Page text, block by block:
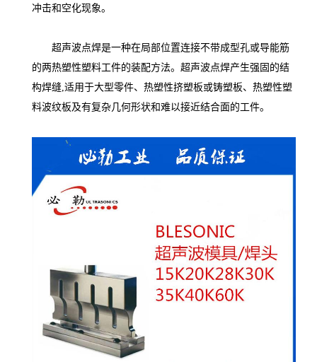
冲击和空化现象。
超声波点焊是一种在局部位置连接不带成型孔或导能筋
的两热塑性塑料工件的装配方法。超声波点焊产生强固的结
构焊缝,适用于大型零件、热塑性挤塑板或铸塑板、热塑性塑
料波纹板及有复杂几何形状和难以接近结合面的工件。